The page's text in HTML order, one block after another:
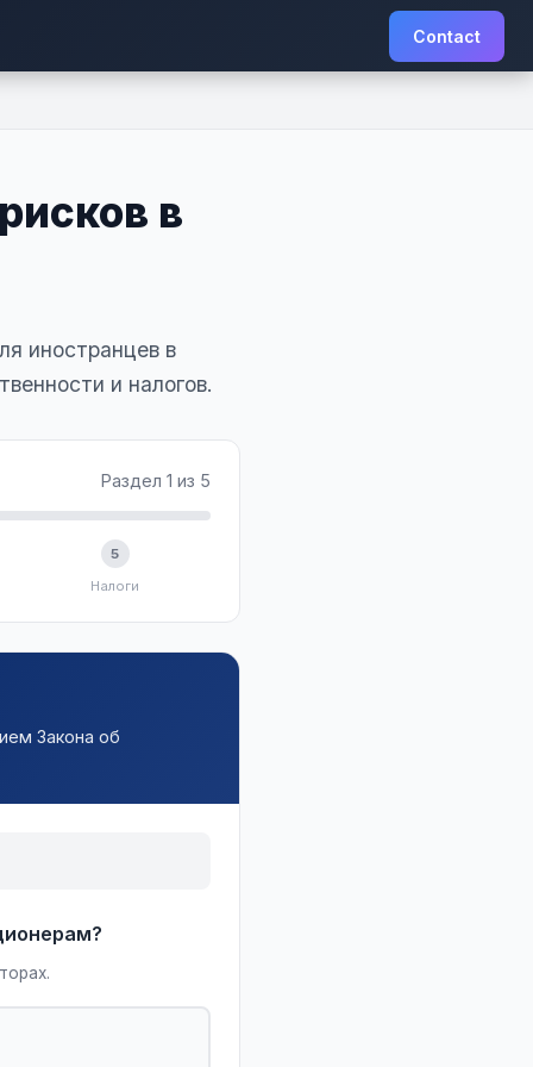
🇺🇸🇷🇺
Contact
в
иностранцев в
и налогов.
Раздел 1 из 5
5
Налоги
Закона об